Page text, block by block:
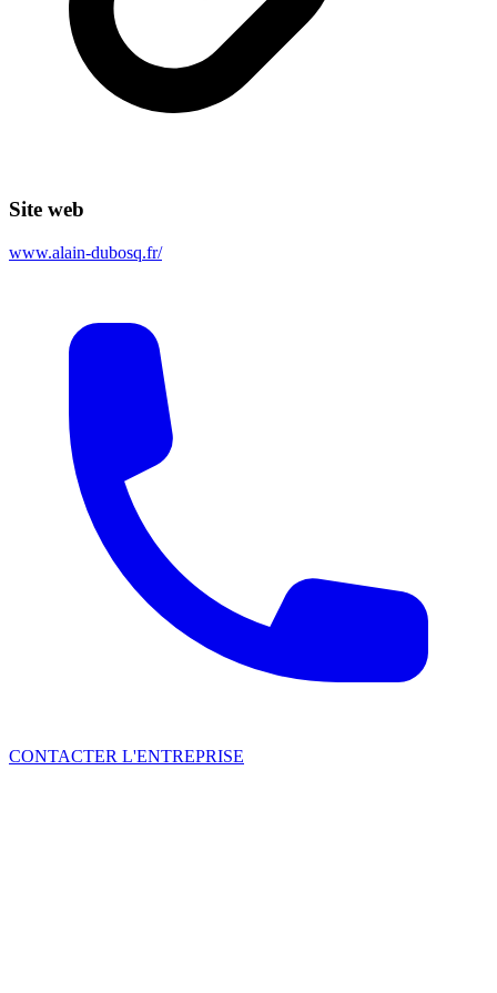
Site web
www.alain-dubosq.fr/
CONTACTER L'ENTREPRISE